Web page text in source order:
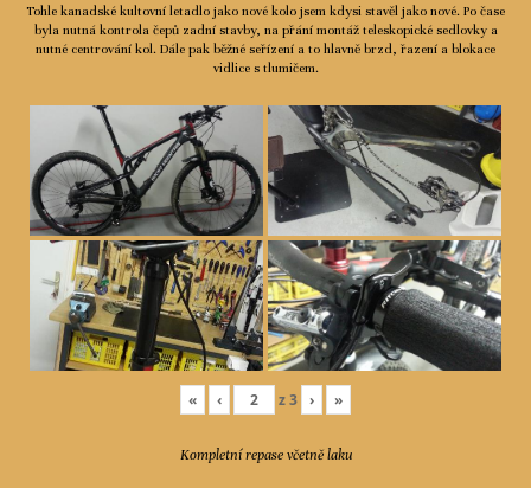
Tohle kanadské kultovní letadlo jako nové kolo jsem kdysi stavěl jako nové. Po čase
byla nutná kontrola čepů zadní stavby, na přání montáž teleskopické sedlovky a
nutné centrování kol. Dále pak běžné seřízení a to hlavně brzd, řazení a blokace
vidlice s tlumičem.
« ‹ z3 › »
Kompletní repase včetně laku